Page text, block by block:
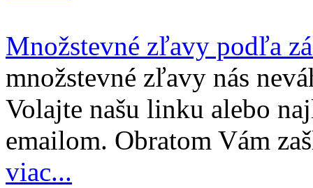
Množstevné zľavy podľa
množstevné zľavy nás
Volajte našu linku alebo
emailom. Obratom Vám
viac...